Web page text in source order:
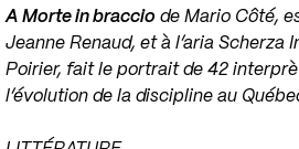
A Morte in braccio de Mario Côté,
Jeanne Renaud, et à l’aria
Poirier, fait le portrait de 42
l’évolution de la discipline au